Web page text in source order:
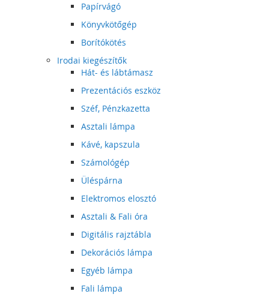
Papírvágó
Könyvkötőgép
Borítókötés
Irodai kiegészítők
Hát- és lábtámasz
Prezentációs eszköz
Széf, Pénzkazetta
Asztali lámpa
Kávé, kapszula
Számológép
Üléspárna
Elektromos elosztó
Asztali & Fali óra
Digitális rajztábla
Dekorációs lámpa
Egyéb lámpa
Fali lámpa